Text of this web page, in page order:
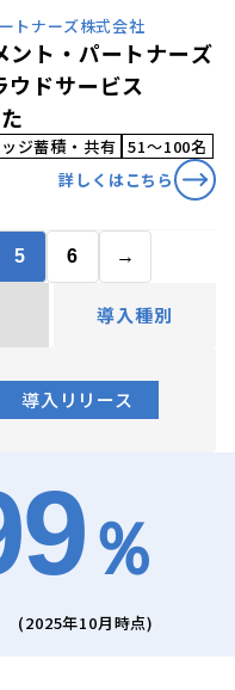
トナーズ株式会社
ント・パートナーズ
ウドサービス
ジ蓄積・共有 51〜100名
詳しくはこちら
5 6 →
導入種別
導入リリース
％
(2025年10月時点)